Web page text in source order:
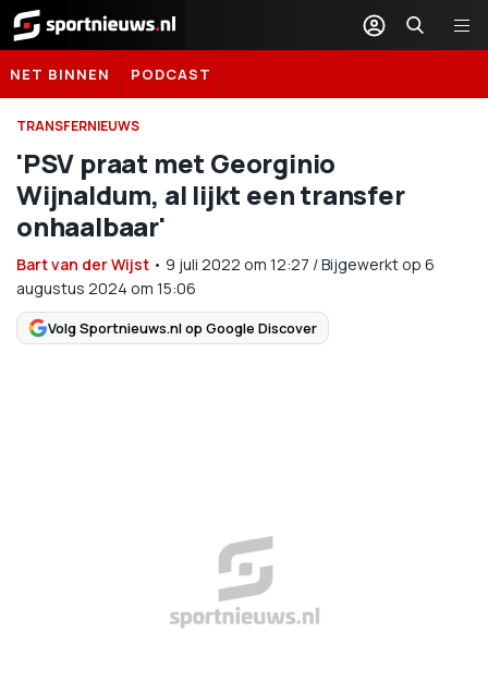
Sportnieuws.nl
NET BINNEN PODCAST
TRANSFERNIEUWS
'PSV praat met Georginio
Wijnaldum, al lijkt een transfer
onhaalbaar'
Bart van der Wijst • 9 juli 2022 om 12:27 /Bijgewerkt op 6
augustus 2024 om 15:06
Volg Sportnieuws.nl op Google Discover